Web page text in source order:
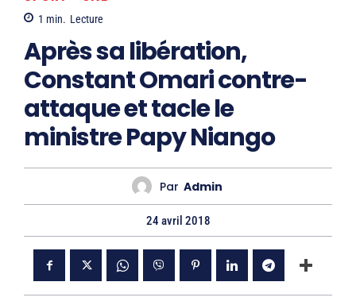
1 min. Lecture
Après sa libération,
Constant Omari contre-
attaque et tacle le
ministre Papy Niango
Par Admin
24 avril 2018